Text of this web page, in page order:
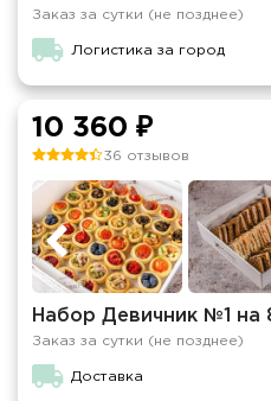
Заказ за сутки (не позднее)
Логистика за город
10 360 ₽
36 отзывов
Набор Девичник №1 на
Заказ за сутки (не позднее)
Доставка